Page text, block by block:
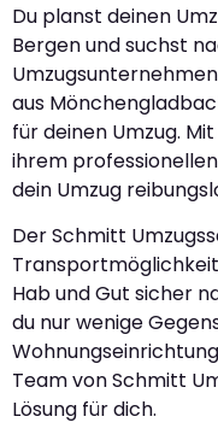
Du planst deinen
Bergen und suchst
aus
für deinen Umzug.
ihrem
dein Umzug
Der Schmitt
Hab und Gut sicher
du nur wenige
Team von Schmitt
Lösung für dich.